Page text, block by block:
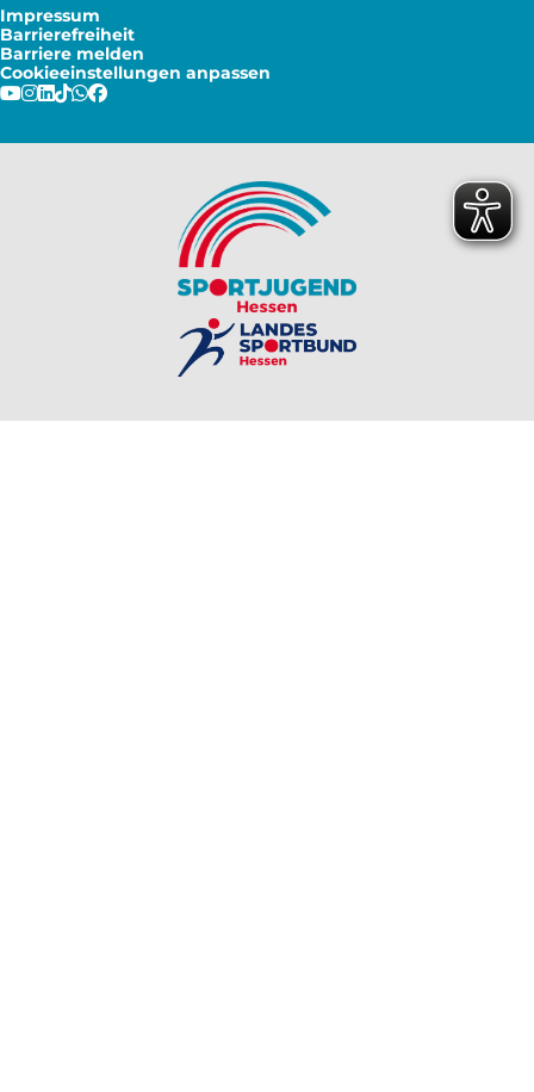
Impressum
Barrierefreiheit
Barriere melden
Cookieeinstellungen anpassen